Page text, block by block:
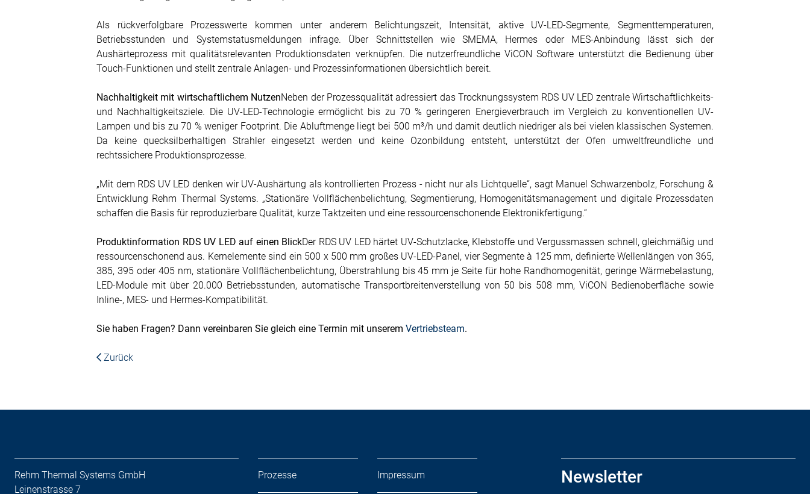
Als rückverfolgbare Prozesswerte kommen unter anderem Belichtungszeit, Intensität, aktive UV-LED-Segmente, Segmenttemperaturen,
Betriebsstunden und Systemstatusmeldungen infrage. Über Schnittstellen wie SMEMA, Hermes oder MES-Anbindung lässt sich der
Aushärteprozess mit qualitätsrelevanten Produktionsdaten verknüpfen. Die nutzerfreundliche ViCON Software unterstützt die Bedienung über
Touch-Funktionen und stellt zentrale Anlagen- und Prozessinformationen übersichtlich bereit.
Nachhaltigkeit mit wirtschaftlichem NutzenNeben der Prozessqualität adressiert das Trocknungssystem RDS UV LED zentrale Wirtschaftlichkeits-
und Nachhaltigkeitsziele. Die UV-LED-Technologie ermöglicht bis zu 70 % geringeren Energieverbrauch im Vergleich zu konventionellen UV-
Lampen und bis zu 70 % weniger Footprint. Die Abluftmenge liegt bei 500 m³/h und damit deutlich niedriger als bei vielen klassischen Systemen.
Da keine quecksilberhaltigen Strahler eingesetzt werden und keine Ozonbildung entsteht, unterstützt der Ofen umweltfreundliche und
rechtssichere Produktionsprozesse.
„Mit dem RDS UV LED denken wir UV-Aushärtung als kontrollierten Prozess - nicht nur als Lichtquelle“, sagt Manuel Schwarzenbolz, Forschung &
Entwicklung Rehm Thermal Systems. „Stationäre Vollflächenbelichtung, Segmentierung, Homogenitätsmanagement und digitale Prozessdaten
schaffen die Basis für reproduzierbare Qualität, kurze Taktzeiten und eine ressourcenschonende Elektronikfertigung.“
Produktinformation RDS UV LED auf einen BlickDer RDS UV LED härtet UV-Schutzlacke, Klebstoffe und Vergussmassen schnell, gleichmäßig und
ressourcenschonend aus. Kernelemente sind ein 500 x 500 mm großes UV-LED-Panel, vier Segmente à 125 mm, definierte Wellenlängen von 365,
385, 395 oder 405 nm, stationäre Vollflächenbelichtung, Überstrahlung bis 45 mm je Seite für hohe Randhomogenität, geringe Wärmebelastung,
LED-Module mit über 20.000 Betriebsstunden, automatische Transportbreitenverstellung von 50 bis 508 mm, ViCON Bedienoberfläche sowie
Inline-, MES- und Hermes-Kompatibilität.
Sie haben Fragen? Dann vereinbaren Sie gleich eine Termin mit unserem Vertriebsteam.
Zurück
Rehm Thermal Systems GmbH
Leinenstrasse 7
Prozesse Impressum Newsletter